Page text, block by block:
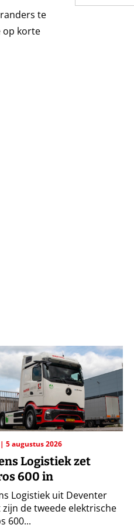
te
op korte
5 augustus 2026
Logistiek zet
600 in
Logistiek uit Deventer
zijn de tweede elektrische
600...